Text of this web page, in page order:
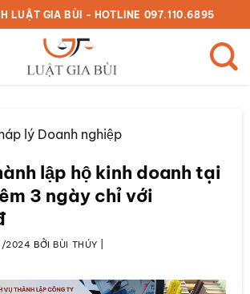
LUẬT GIA BÙI - HOTLINE 097.110.6895
lý Doanh nghiệp
lập hộ kinh doanh tại
3 ngày chỉ với
2024 BỞIBÙI THÚY